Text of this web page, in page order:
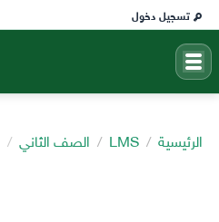
تسجيل دخول
الرئيسية LMS الصف الثاني